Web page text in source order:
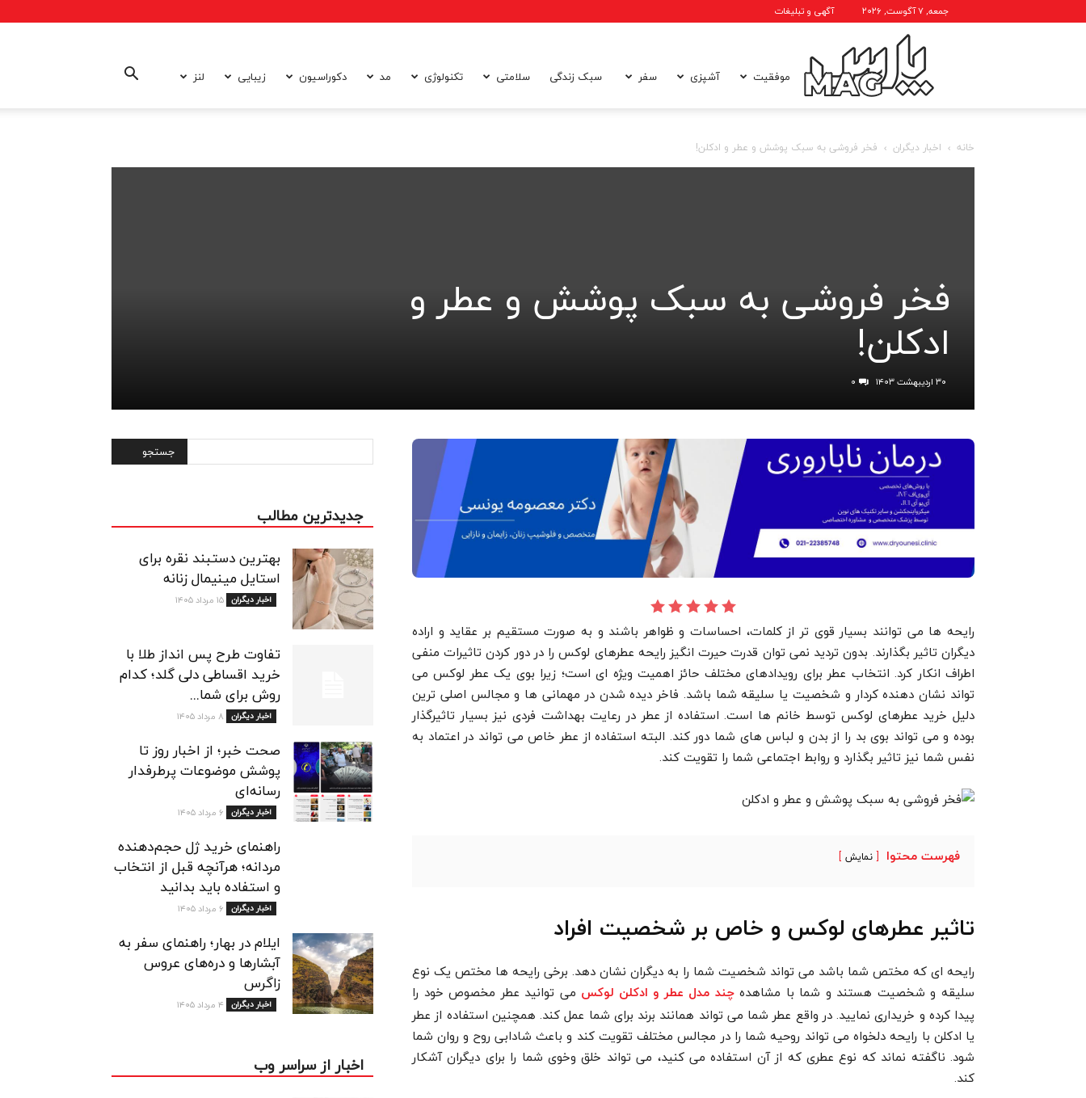
جمعه, ۷ آگوست, ۲۰۲۶ آگهی و تبلیغات
مگ
موفقیت آشپزی سفر سبک زندگی سلامتی تکنولوژی مد دکوراسیون زیبایی لنز
خانه اخبار دیگران فخر فروشی به سبک پوشش و عطر و ادکلن!
فخر فروشی به سبک پوشش و عطر و
ادکلن!
۳۰ اردیبهشت ۱۴۰۳ ۰
رایحه ها می توانند بسیار قوی تر از کلمات، احساسات و ظواهر باشند و به صورت مستقیم بر عقاید و اراده
دیگران تاثیر بگذارند. بدون تردید نمی توان قدرت حیرت انگیز رایحه عطرهای لوکس را در دور کردن تاثیرات منفی
اطراف انکار کرد. انتخاب عطر برای رویدادهای مختلف حائز اهمیت ویژه ای است؛ زیرا بوی یک عطر لوکس می
تواند نشان دهنده کردار و شخصیت یا سلیقه شما باشد. فاخر دیده شدن در مهمانی ها و مجالس اصلی ترین
دلیل خرید عطرهای لوکس توسط خانم ها است. استفاده از عطر در رعایت بهداشت فردی نیز بسیار تاثیرگذار
بوده و می تواند بوی بد را از بدن و لباس های شما دور کند. البته استفاده از عطر خاص می تواند در اعتماد به
نفس شما نیز تاثیر بگذارد و روابط اجتماعی شما را تقویت کند.
فهرست محتوا نمایش
تاثیر عطرهای لوکس و خاص بر شخصیت افراد
رایحه ای که مختص شما باشد می تواند شخصیت شما را به دیگران نشان دهد. برخی رایحه ها مختص یک نوع
سلیقه و شخصیت هستند و شما با مشاهدهچند مدل عطر و ادکلن لوکس می توانید عطر مخصوص خود را
پیدا کرده و خریداری نمایید. در واقع عطر شما می تواند همانند برند برای شما عمل کند. همچنین استفاده از عطر
یا ادکلن با رایحه دلخواه می تواند روحیه شما را در مجالس مختلف تقویت کند و باعث شادابی روح و روان شما
شود. ناگفته نماند که نوع عطری که از آن استفاده می کنید، می تواند خلق وخوی شما را برای دیگران آشکار
کند.
جدیدترین مطالب
بهترین دستبند نقره برای
استایل مینیمال زنانه
اخبار دیگران ۱۵ مرداد ۱۴۰۵
تفاوت طرح پس انداز طلا با
خرید اقساطی دلی گلد؛ کدام
روش برای شما...
اخبار دیگران ۸ مرداد ۱۴۰۵
صحت خبر؛ از اخبار روز تا
پوشش موضوعات پرطرفدار
رسانه‌ای
اخبار دیگران ۶ مرداد ۱۴۰۵
راهنمای خرید ژل حجم‌دهنده
مردانه؛ هرآنچه قبل از انتخاب
و استفاده باید بدانید
اخبار دیگران ۶ مرداد ۱۴۰۵
ایلام در بهار؛ راهنمای سفر به
آبشارها و دره‌های عروس
زاگرس
اخبار دیگران ۴ مرداد ۱۴۰۵
اخبار از سراسر وب